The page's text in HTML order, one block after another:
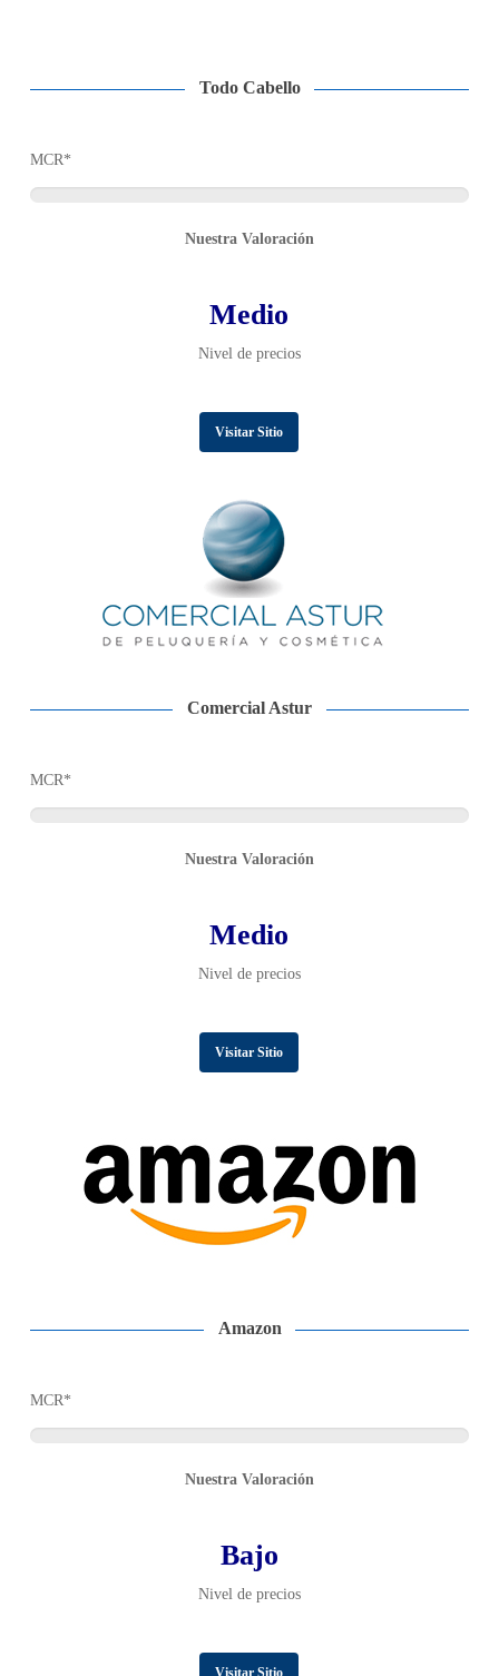
Todo Cabello
MCR*
Nuestra Valoración
Medio
Nivel de precios
Visitar Sitio
Comercial Astur
MCR*
Nuestra Valoración
Medio
Nivel de precios
Visitar Sitio
Amazon
MCR*
Nuestra Valoración
Bajo
Nivel de precios